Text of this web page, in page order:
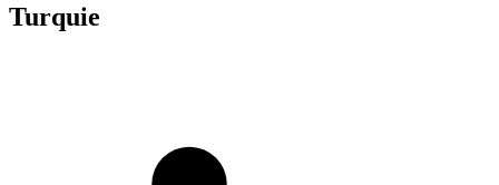
Turquie